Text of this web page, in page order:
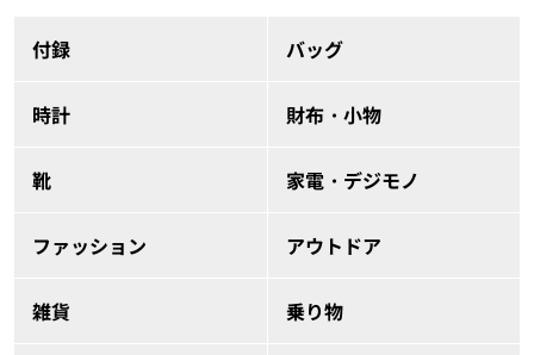
付録 バッグ
時計 財布・小物
靴 家電・デジモノ
ファッション アウトドア
雑貨 乗り物